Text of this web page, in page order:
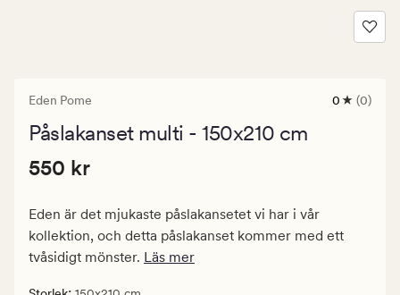
Eden Pome
0
0 (0)
Påslakanset multi - 150x210 cm
Pris
Ordinarie
pris
kr
Pris 550 kr
550 kr
Eden är det mjukaste påslakansetet vi har i vår
kollektion, och detta påslakanset kommer med ett
tvåsidigt mönster. Läs mer